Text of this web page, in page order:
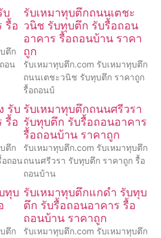
บ
รื้อ
ตึก
อน
รับเหมาทุบตึกถนนเตชะ
วนิช รับทุบตึก รับรื้อถอน
อาคาร รื้อถอนบ้าน ราคา
ถูก
รับเหมาทุบตึก.com รับเหมาทุบตึก
ถนนเตชะวนิช รับทุบตึก ราคาถูก
รื้อถอนบ้
รับ
รื้อ
ตึก
ถอน
รับเหมาทุบตึกถนนศรีวรา
รับทุบตึก รับรื้อถอนอาคาร
รื้อถอนบ้าน ราคาถูก
รับเหมาทุบตึก.com รับเหมาทุบตึก
ถนนศรีวรา รับทุบตึก ราคาถูก รื้อ
ถอนบ้าน
ทุบ
ตึก
รับเหมาทุบตึกแกดำ รับทุบ
ตึก รับรื้อถอนอาคาร รื้อ
ถอนบ้าน ราคาถูก
รับเหมาทุบตึก.com รับเหมาทุบตึก